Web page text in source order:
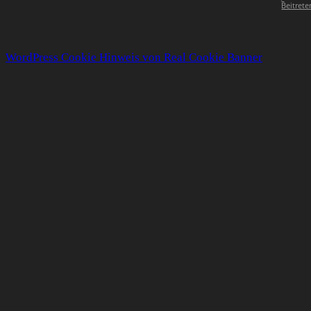
WordPress Cookie Hinweis von Real Cookie Banner